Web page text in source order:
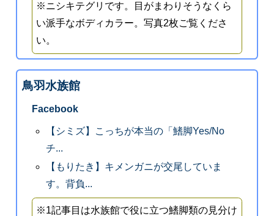
※ニシキテグリです。目がまわりそうなくら
い派手なボディカラー。写真2枚ご覧くださ
い。
鳥羽水族館
Facebook
【シミズ】こっちが本当の「鰭脚Yes/No
チ...
【もりたき】キメンガニが交尾していま
す。背負...
※1記事目は水族館で役に立つ鰭脚類の見分け